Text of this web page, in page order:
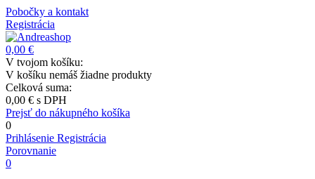
Pobočky a kontakt
Registrácia
0,00 €
V tvojom košíku:
V košíku nemáš žiadne produkty
Celková suma:
0,00 € s DPH
Prejsť do nákupného košíka
0
Prihlásenie Registrácia
Porovnanie
0